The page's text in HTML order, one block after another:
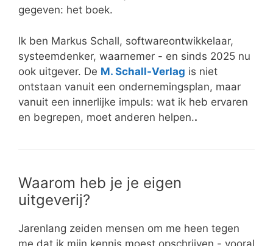
gegeven: het boek.
Ik ben Markus Schall, softwareontwikkelaar,
systeemdenker, waarnemer - en sinds 2025 nu
ook uitgever. De M. Schall-Verlag is niet
ontstaan vanuit een ondernemingsplan, maar
vanuit een innerlijke impuls: wat ik heb ervaren
en begrepen, moet anderen helpen..
Waarom heb je je eigen
uitgeverij?
Jarenlang zeiden mensen om me heen tegen
me dat ik mijn kennis moest opschrijven - vooral